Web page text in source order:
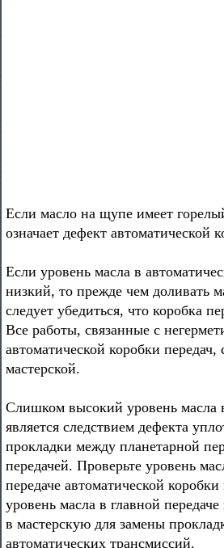
Если масло на щупе имеет
означает дефект автоматической
Если уровень масла в
низкий, то прежде чем доливать
следует убедиться, что коробка
Все работы, связанные с
автоматической коробки передач,
мастерской.
Слишком высокий уровень масла
является следствием дефекта
прокладки между планетарной
передачей. Проверьте уровень
передаче автоматической
уровень масла в главной
в мастерскую для замены
автоматических трансмиссий.